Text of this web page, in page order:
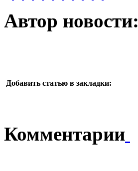
Автор новости:
Добавить статью в закладки:
Комментарии